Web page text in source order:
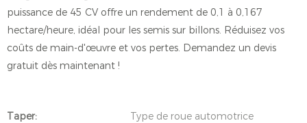
puissance de 45 CV offre un rendement de 0,1 à 0,167
hectare/heure, idéal pour les semis sur billons. Réduisez vos
coûts de main-d'œuvre et vos pertes. Demandez un devis
gratuit dès maintenant !
Taper:
Type de roue automotrice